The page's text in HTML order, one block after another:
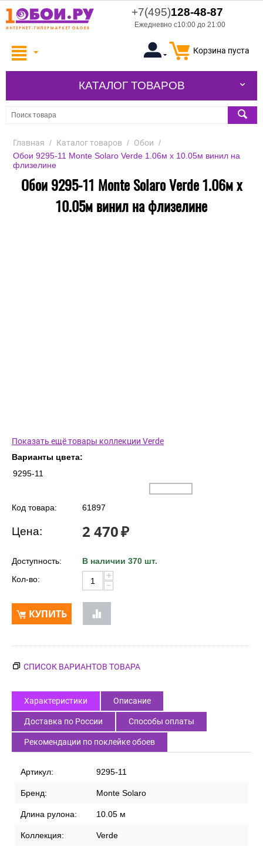
+7(495)128-48-87
Ежедневно с10:00 до 21:00
Корзина пуста
КАТАЛОГ ТОВАРОВ
Главная / Каталог товаров / Обои /
Обои 9295-11 Monte Solaro Verde 1.06м x 10.05м винил на
флизелине
Обои 9295-11 Monte Solaro Verde 1.06м x
10.05м винил на флизелине
Показать ещё товары коллекции Verde
Варианты цвета:
9295-11
Код товара: 61897
Цена: 2 470₽
Доступность:
В наличии 370 шт.
Кол-во:
+
−
КУПИТЬ
СПИСОК ВАРИАНТОВ ТОВАРА
Характеристики Описание
Доставка по России Способы оплаты
Рекомендации по поклейке обоев
Артикул: 9295-11
Бренд: Monte Solaro
Длина рулона: 10.05 м
Коллекция: Verde